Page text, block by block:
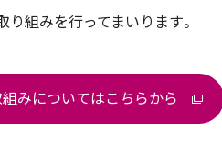
り組みを行ってまいります。
みについてはこちらから